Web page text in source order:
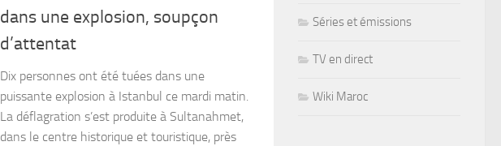
dans une explosion, soupçon
d’attentat
Dix personnes ont été tuées dans une
puissante explosion à Istanbul ce mardi matin.
La déflagration s’est produite à Sultanahmet,
dans le centre historique et touristique, près
Séries et émissions
TV en direct
Wiki Maroc